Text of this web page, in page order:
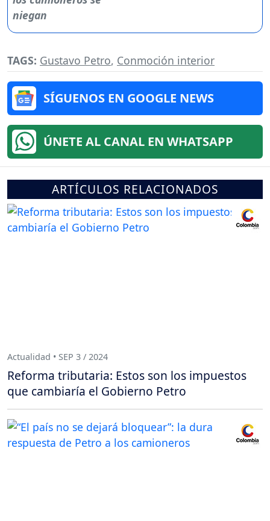
TAGS: Gustavo Petro, Conmoción interior
SÍGUENOS EN GOOGLE NEWS
ÚNETE AL CANAL EN WHATSAPP
ARTÍCULOS RELACIONADOS
Actualidad • SEP 3 / 2024
Reforma tributaria: Estos son los impuestos
que cambiaría el Gobierno Petro